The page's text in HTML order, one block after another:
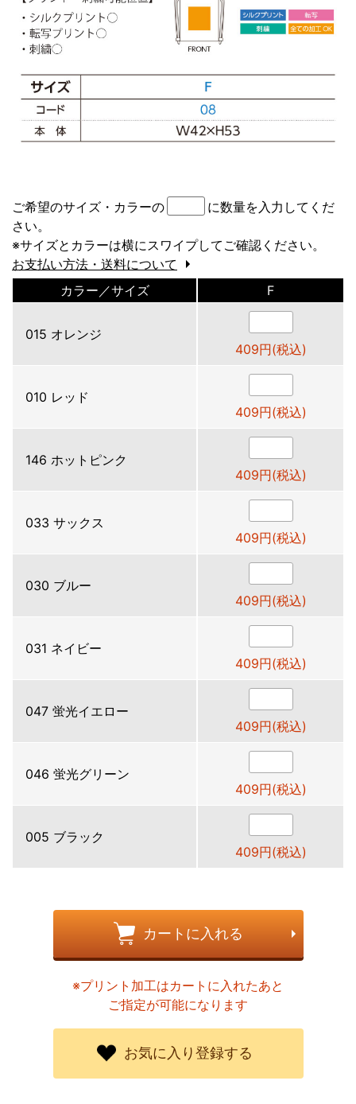
ご希望のサイズ・カラーの
に数量を入力してくだ
さい。
※サイズとカラーは横にスワイプしてご確認ください。
お支払い方法・送料について
カラー／サイズ
F
015 オレンジ
409円(税込)
010 レッド
409円(税込)
146 ホットピンク
409円(税込)
033 サックス
409円(税込)
030 ブルー
409円(税込)
031 ネイビー
409円(税込)
047 蛍光イエロー
409円(税込)
046 蛍光グリーン
409円(税込)
005 ブラック
409円(税込)
カートに入れる
※プリント加工はカートに入れたあと
ご指定が可能になります
お気に入り登録する